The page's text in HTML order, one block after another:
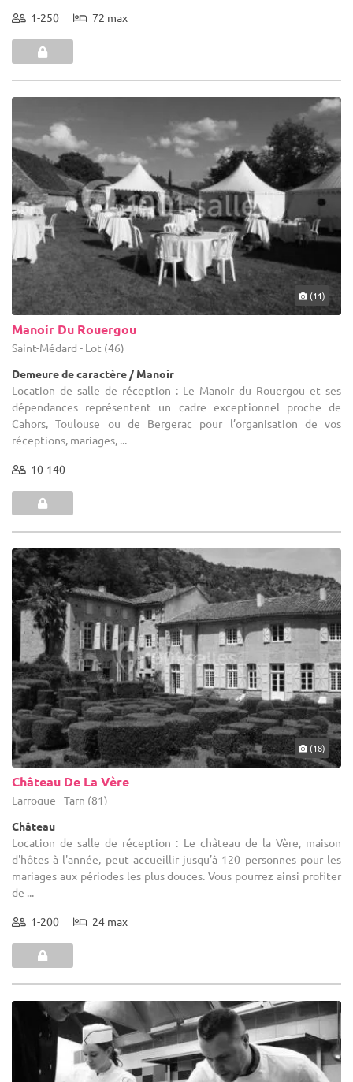
1-250 72 max
(11)
Manoir Du Rouergou
Saint-Médard - Lot (46)
Demeure de caractère / Manoir
Location de salle de réception : Le Manoir du Rouergou et ses
dépendances représentent un cadre exceptionnel proche de
Cahors, Toulouse ou de Bergerac pour l’organisation de vos
réceptions, mariages, ...
10-140
(18)
Château De La Vère
Larroque - Tarn (81)
Château
Location de salle de réception : Le château de la Vère, maison
d'hôtes à l'année, peut accueillir jusqu’à 120 personnes pour les
mariages aux périodes les plus douces. Vous pourrez ainsi profiter
de ...
1-200 24 max